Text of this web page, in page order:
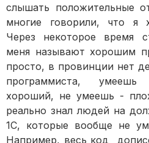
слышать положительные
многие говорили, что я
Через некоторое время
меня называют хорошим
просто, в провинции нет
программиста,
хороший, не умеешь -
реально знал людей на
1С, которые вообще не
Например, весь код